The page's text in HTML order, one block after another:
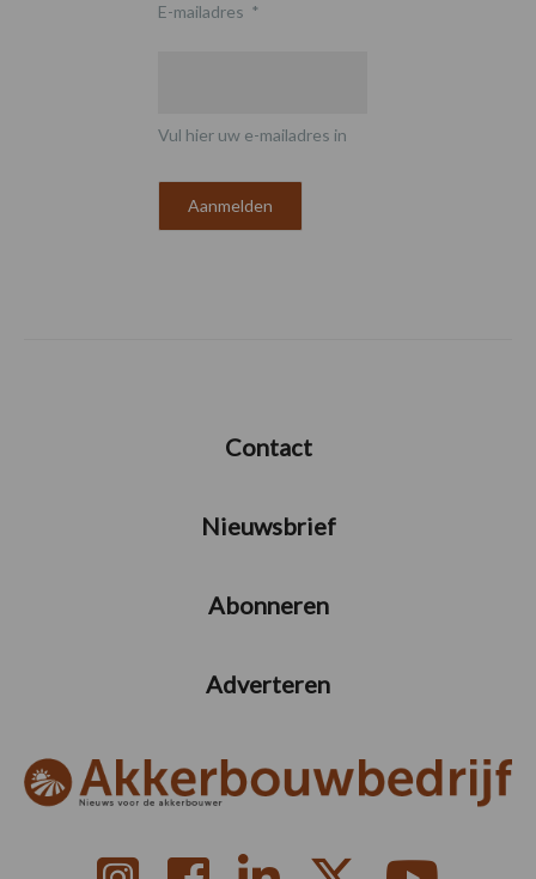
E-mailadres *
Vul hier uw e-mailadres in
Contact
Nieuwsbrief
Abonneren
Adverteren